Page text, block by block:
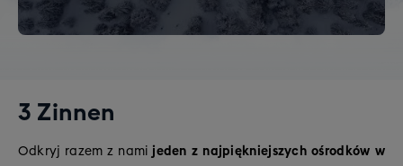
3 Zinnen
Odkryj razem z nami jeden z najpiękniejszych ośrodków w